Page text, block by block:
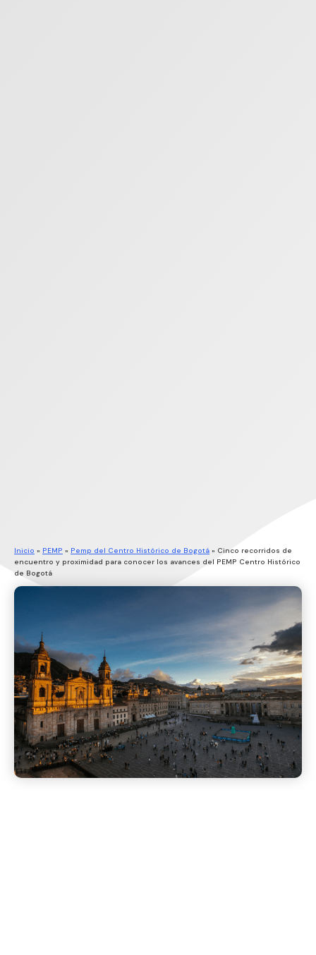
Inicio » PEMP » Pemp del Centro Histórico de Bogotá » Cinco recorridos de
encuentro y proximidad para conocer los avances del PEMP Centro Histórico
de Bogotá